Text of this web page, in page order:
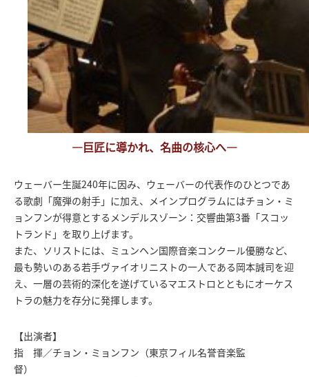
―巨匠に導かれ、名曲の核心へ―
ウェーバー生誕240年に因み、ウェーバーの代表作のひとつであ
る歌劇「魔弾の射手」に加え、メインプログラムにはチョン・ミ
ョンフンが得意とするメンデルスゾーン：交響曲第3番「スコッ
トランド」を取り上げます。
また、ソリストには、ミュンヘン国際音楽コンクール優勝など、
最も勢いのある若手ヴァイオリニストの一人である岡本誠司を迎
え、一層の芸術的深化を遂げているマエストロとともにオーケス
トラの魅力を存分に発揮します。
【出演者】
指 揮／チョン・ミョンフン（東京フィル名誉音楽監
督）